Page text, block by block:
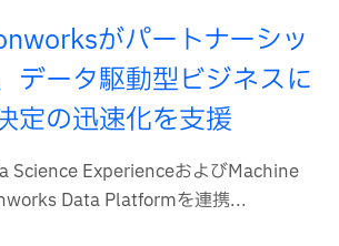
がパートナーシッ
データ駆動型ビジネスに
定の迅速化を支援
Science ExperienceおよびMachine
Data Platformを連携...